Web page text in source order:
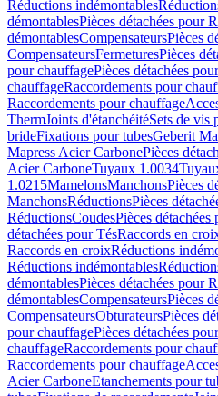
Réductions indémontables
démontablesPièces détachées pour
démontablesCompensateursPièces
CompensateursFermeturesPièces
pour chauffagePièces détachées
chauffageRaccordements pour
Raccordements pour chauffage
ThermJoints d'étanchéitéSets de vis
brideFixations pour tubesGeberit
Mapress Acier CarbonePièces
Acier CarboneTuyaux 1.0034
1.0215MamelonsManchonsPièces
ManchonsRéductionsPièces
RéductionsCoudesPièces détachées
détachées pour TésRaccords en
Raccords en croixRéductions
Réductions indémontables
démontablesPièces détachées pour
démontablesCompensateursPièces
CompensateursObturateursPièces
pour chauffagePièces détachées
chauffageRaccordements pour
Raccordements pour chauffage
Acier CarboneEtanchements pour